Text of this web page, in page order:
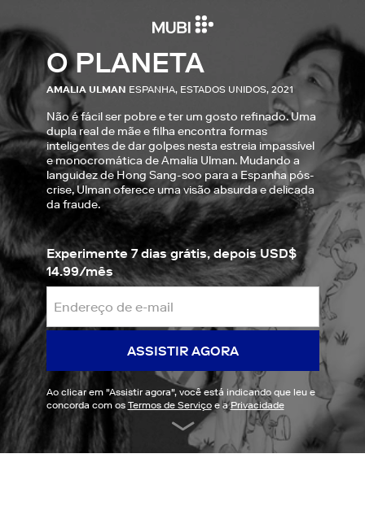
O PLANETA
AMALIA ULMAN ESPANHA, ESTADOS UNIDOS, 2021
Não é fácil ser pobre e ter um gosto refinado. Uma
dupla real de mãe e filha encontra formas
inteligentes de dar golpes nesta estreia impassível
e monocromática de Amalia Ulman. Mudando a
languidez de Hong Sang-soo para a Espanha pós-
crise, Ulman oferece uma visão absurda e delicada
da fraude.
Experimente 7 dias grátis, depois USD$
14.99/mês
ASSISTIR AGORA
Ao clicar em "Assistir agora", você está indicando que leu e
concorda com os Termos de Serviçoe aPrivacidade